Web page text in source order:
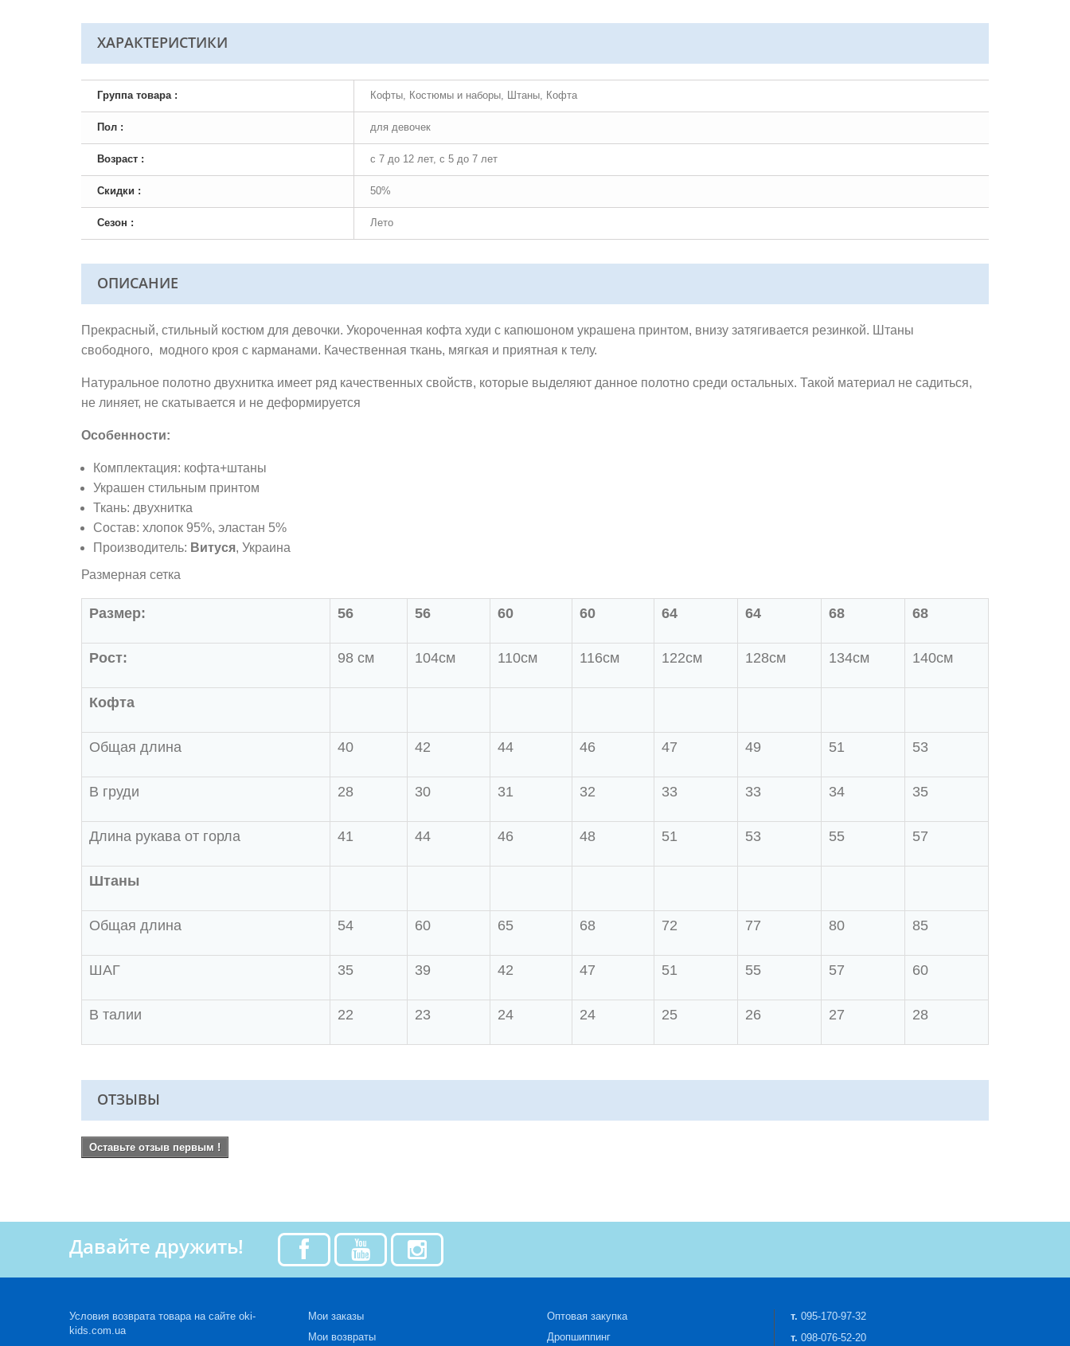
ХАРАКТЕРИСТИКИ
Группа товара : Кофты, Костюмы и наборы, Штаны, Кофта
Пол : для девочек
Возраст : с 7 до 12 лет, с 5 до 7 лет
Скидки : 50%
Сезон : Лето
ОПИСАНИЕ
Прекрасный, стильный костюм для девочки. Укороченная кофта худи с капюшоном украшена принтом, внизу затягивается резинкой. Штаны
свободного, модного кроя с карманами. Качественная ткань, мягкая и приятная к телу.
Натуральное полотно двухнитка имеет ряд качественных свойств, которые выделяют данное полотно среди остальных. Такой материал не садиться,
не линяет, не скатывается и не деформируется
Особенности:
Комплектация: кофта+штаны
Украшен стильным принтом
Ткань: двухнитка
Состав: хлопок 95%, эластан 5%
Производитель: Витуся, Украина
Размерная сетка
Размер: 56 56 60 60 64 64 68 68
Рост: 98 см 104см 110см 116см 122см 128см 134см 140см
Кофта
Общая длина 40 42 44 46 47 49 51 53
В груди 28 30 31 32 33 33 34 35
Длина рукава от горла 41 44 46 48 51 53 55 57
Штаны
Общая длина 54 60 65 68 72 77 80 85
ШАГ 35 39 42 47 51 55 57 60
В талии 22 23 24 24 25 26 27 28
ОТЗЫВЫ
Оставьте отзыв первым !
Давайте дружить!
Условия возврата товара на сайте oki-
kids.com.ua
Мои заказы
Мои возвраты
Оптовая закупка
Дропшиппинг
т. 095-170-97-32
т. 098-076-52-20